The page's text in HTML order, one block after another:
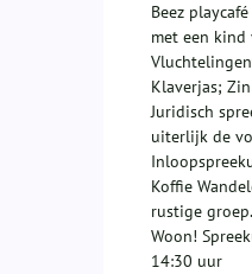
Beez
met een
Klaverjas;
Juridisch
uiterlijk de
Koffie
rustige
Woon!
14:30 uur